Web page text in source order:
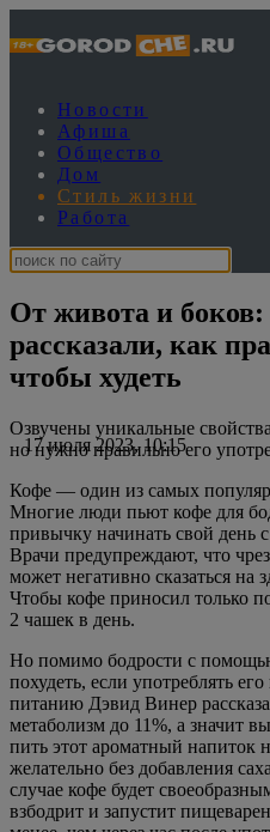
Новости
Афиша
Общество
Дом
Стиль жизни
Работа
От живота и боков:
рассказали, как
чтобы худеть
17 июля 2023, 10:15
Озвучены уникальные
но нужно правильно его
Кофе — один из самых
Многие люди пьют кофе для
привычку начинать свой день
Врачи предупреждают, что
может негативно сказаться на
Чтобы кофе приносил только
2 чашек в день.
Но помимо бодрости с
похудеть, если употреблять
питанию Дэвид Винер
метаболизм до 11%, а значит
пить этот ароматный напиток
желательно без добавления
случае кофе будет
взбодрит и запустит